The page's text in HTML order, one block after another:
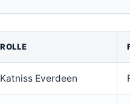
ROLLE
Katniss Everdeen